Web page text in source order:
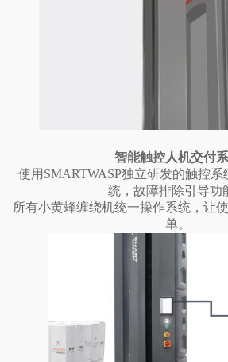
智能触控人机交付
使用SMARTWASP独立研发的触控
统，故障排除引导功
所有小黄蜂缠绕机统一操作系统，让
单。